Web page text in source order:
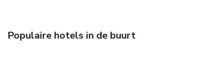
Populaire hotels in de buurt